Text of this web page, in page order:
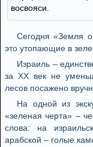
восвояси.
Сегодня «Земля
это утопающие в
Израиль –
за XX век не
лесов посажено
На одной из
«зеленая черта» –
слова: на
арабской – голые